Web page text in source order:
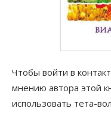
Чтобы войти в
мнению автора этой
использовать тета-